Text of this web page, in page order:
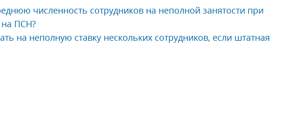
численность сотрудников на неполной занятости при
на ПСН?
на неполную ставку нескольких сотрудников, если штатная